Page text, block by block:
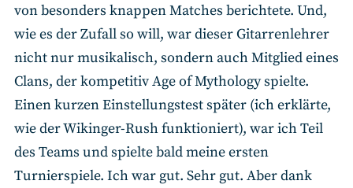
von besonders knappen Matches berichtete. Und,
wie es der Zufall so will, war dieser Gitarrenlehrer
nicht nur musikalisch, sondern auch Mitglied eines
Clans, der kompetitiv Age of Mythology spielte.
Einen kurzen Einstellungstest später (ich erklärte,
wie der Wikinger-Rush funktioniert), war ich Teil
des Teams und spielte bald meine ersten
Turnierspiele. Ich war gut. Sehr gut. Aber dank